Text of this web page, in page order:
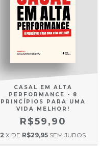
CASAL EM ALTA
PERFORMANCE - 8
PRINCÍPIOS PARA UMA
VIDA MELHOR!
R$59,90
2 X DE R$29,95 SEM JUROS